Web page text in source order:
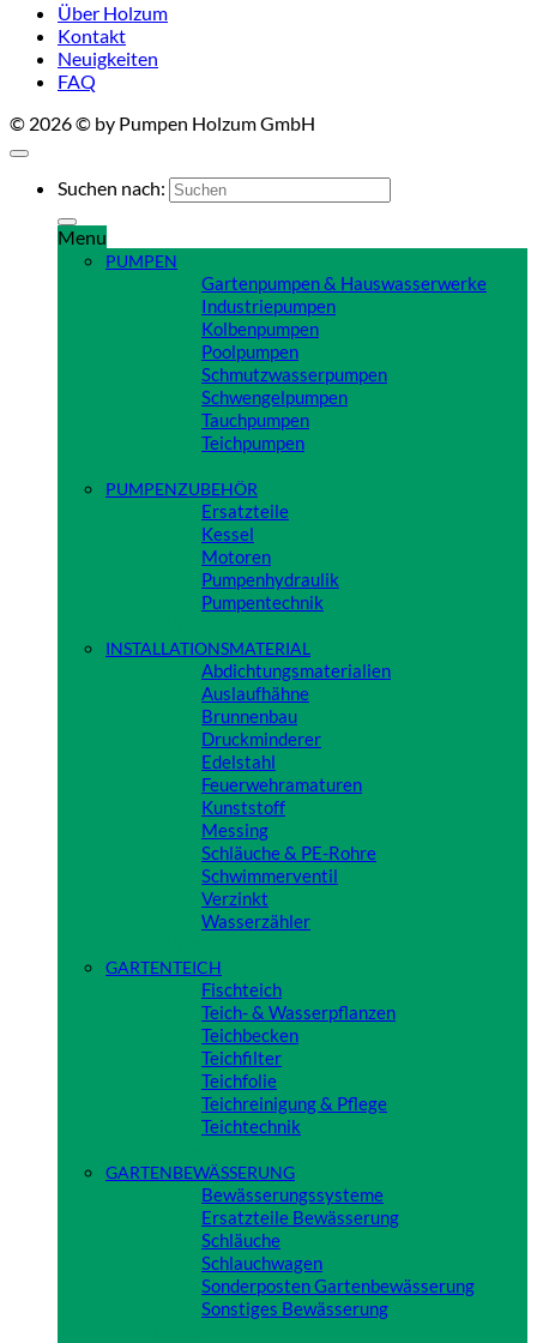
Über Holzum
Kontakt
Neuigkeiten
FAQ
© 2026 © by Pumpen Holzum GmbH
Suchen nach:
Menu
PUMPEN
Gartenpumpen & Hauswasserwerke
Industriepumpen
Kolbenpumpen
Poolpumpen
Schmutzwasserpumpen
Schwengelpumpen
Tauchpumpen
Teichpumpen
PUMPENZUBEHÖR
Ersatzteile
Kessel
Motoren
Pumpenhydraulik
Pumpentechnik
INSTALLATIONSMATERIAL
Abdichtungsmaterialien
Auslaufhähne
Brunnenbau
Druckminderer
Edelstahl
Feuerwehramaturen
Kunststoff
Messing
Schläuche & PE-Rohre
Schwimmerventil
Verzinkt
Wasserzähler
GARTENTEICH
Fischteich
Teich- & Wasserpflanzen
Teichbecken
Teichfilter
Teichfolie
Teichreinigung & Pflege
Teichtechnik
GARTENBEWÄSSERUNG
Bewässerungssysteme
Ersatzteile Bewässerung
Schläuche
Schlauchwagen
Sonderposten Gartenbewässerung
Sonstiges Bewässerung